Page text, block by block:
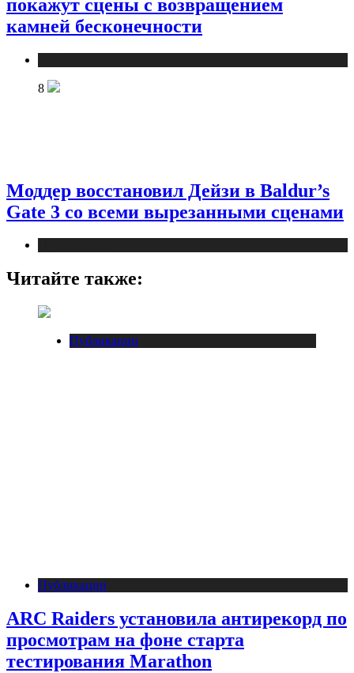
покажут сцены с возвращением
камней бесконечности
8
Моддер восстановил Дейзи в Baldur’s
Gate 3 со всеми вырезанными сценами
Читайте также:
Публикации
Публикации
ARC Raiders установила антирекорд по
просмотрам на фоне старта
тестирования Marathon